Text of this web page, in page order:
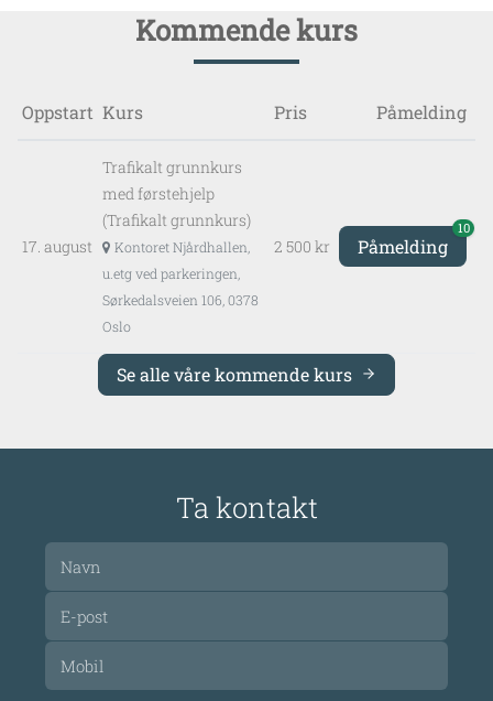
Kommende kurs
Oppstart Kurs Pris Påmelding
17. august
Trafikalt grunnkurs
med førstehjelp
(Trafikalt grunnkurs)
Kontoret Njårdhallen,
u.etg ved parkeringen,
Sørkedalsveien 106, 0378
Oslo
2 500 kr Påmelding
10
Se alle våre kommende kurs
Ta kontakt